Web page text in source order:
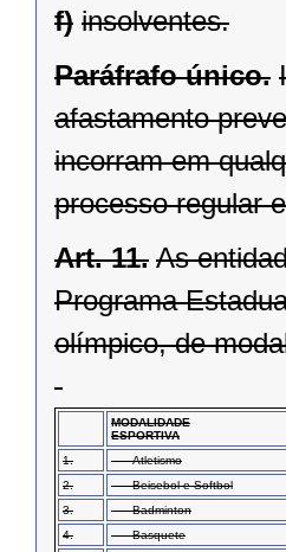
f) insolventes.
Paráfrafo único.
afastamento
incorram em
processo regular
Art. 11. As
Programa
olímpico, de
MODALIDADE
ESPORTIVA
1. Atletismo
2.
Beisebol e Softbol
3.
Badminton
4.
Basquete